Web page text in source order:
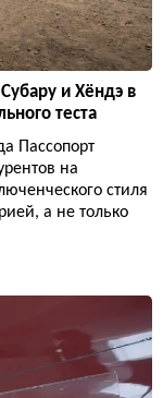
и Хёндэ в
теста
Пассопорт
на
стиля
а не только